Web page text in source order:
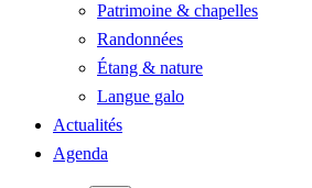
Patrimoine & chapelles
Randonnées
Étang & nature
Langue galo
Actualités
Agenda